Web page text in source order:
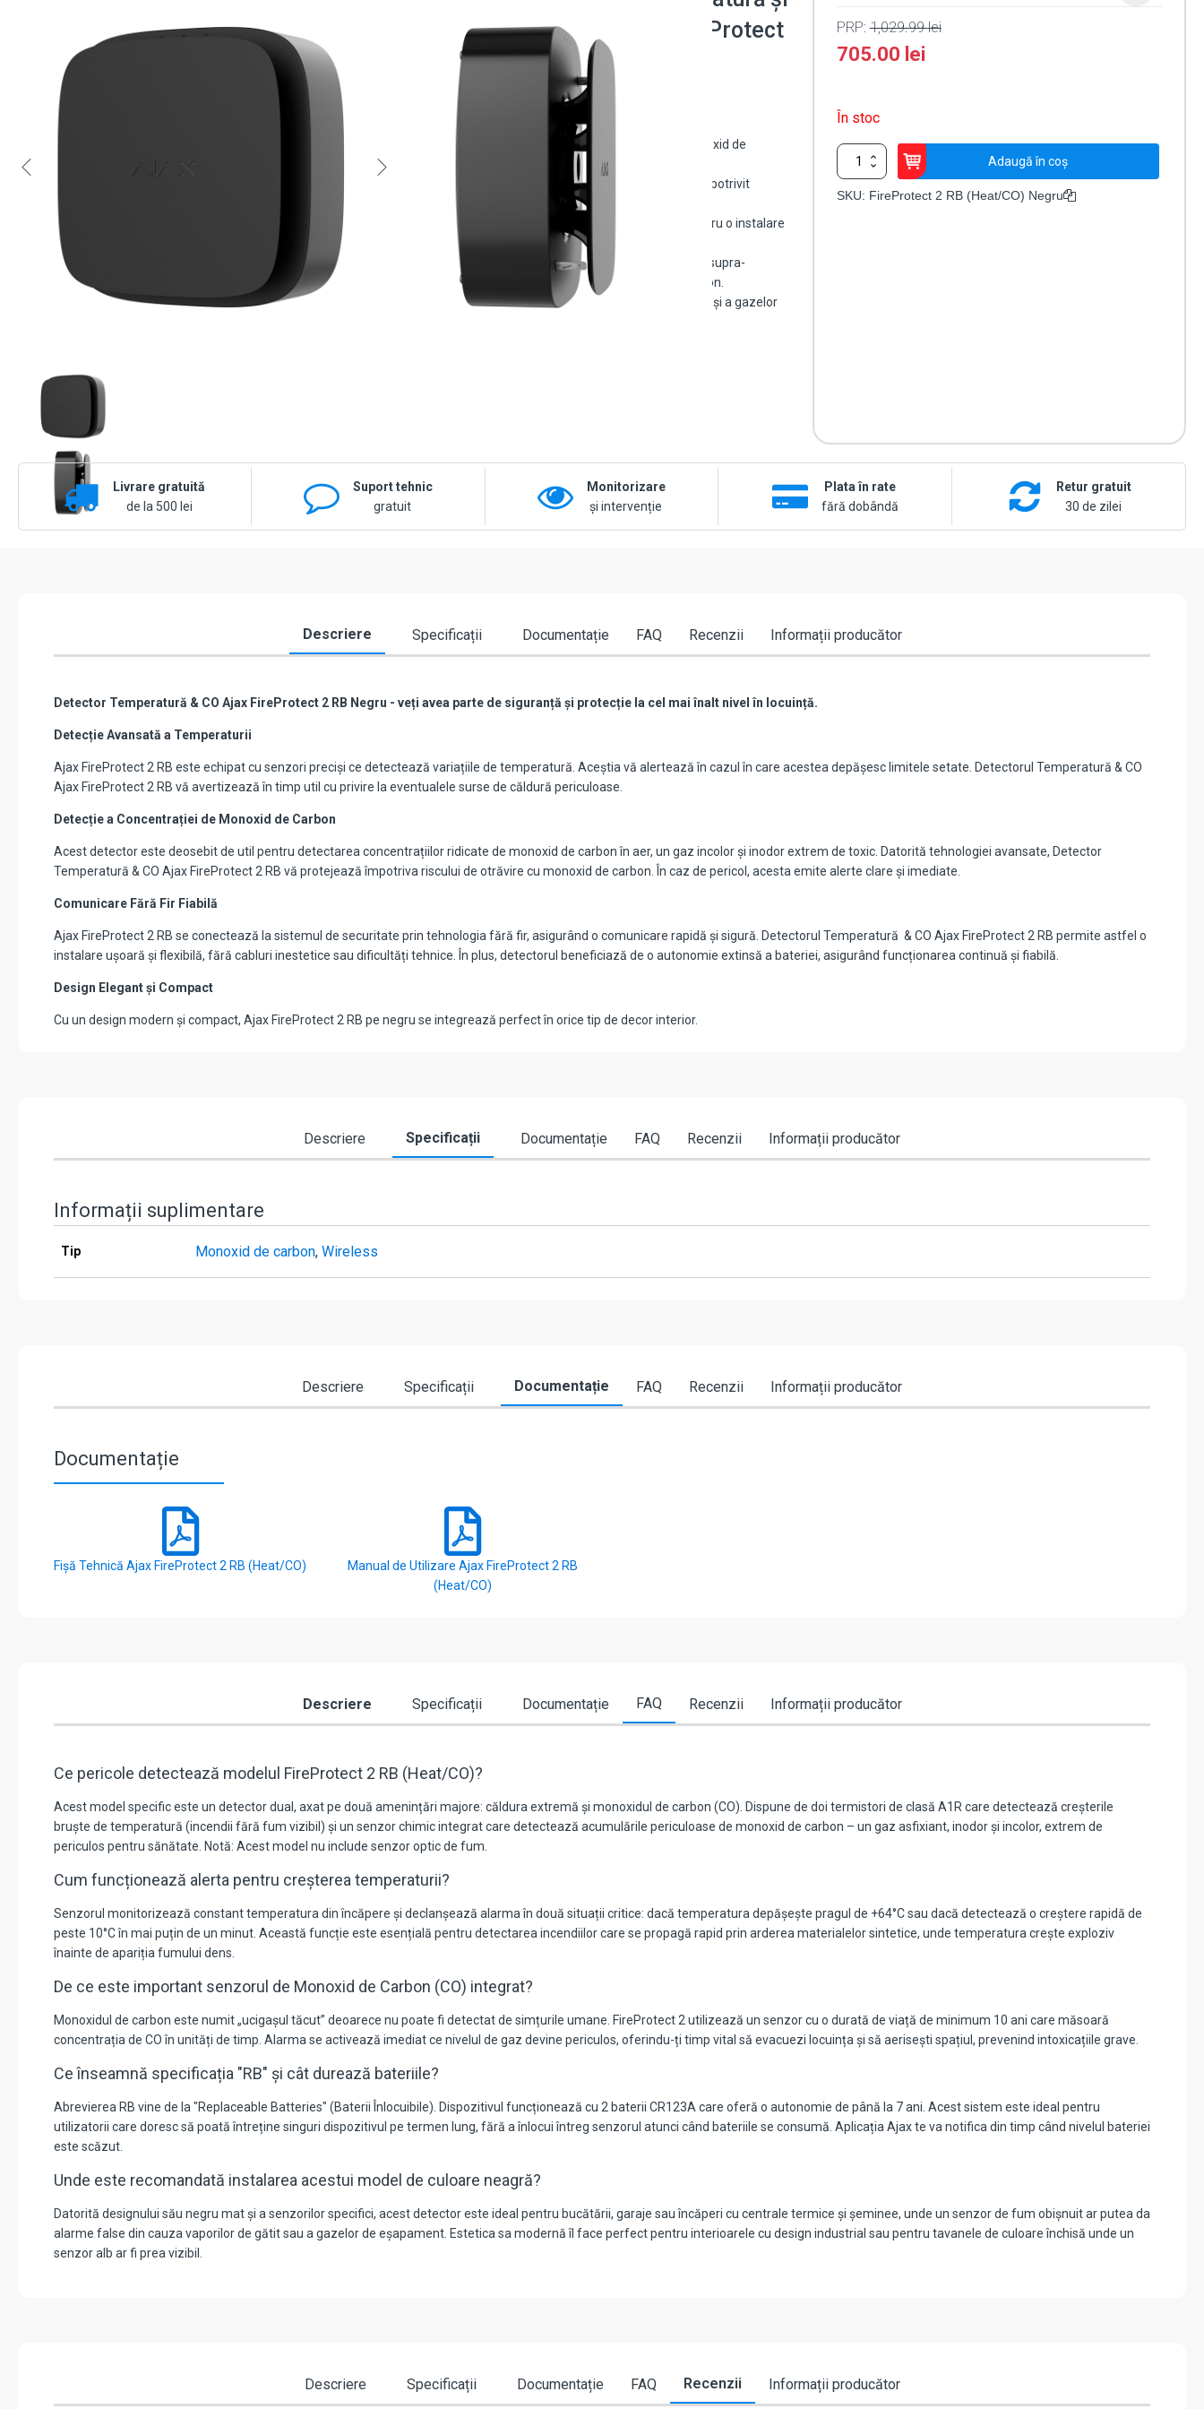
monoxid de carbon Ajax FireProtect
2 RB (Heat/CO) Negru
Detector wireless pentru temperatură și monoxid de
carbon, model FireProtect 2 RB (Heat/CO).
Design elegant și compact de culoare neagră, potrivit
pentru orice interior.
Conectivitate fără fir prin tehnologia Ajax pentru o instalare
simplă și rapidă.
Alerte sonore și notificări pe telefon în caz de supra-
încălzire sau detectare a monoxidului de carbon.
Oferă protecție avansată împotriva incendiilor și a gazelor
PRP:1,029.99lei
705.00 lei
În stoc
Cantitate
Detector
Wireless
Adaugă în coș
SKU: FireProtect 2 RB (Heat/CO) Negru
Livrare gratuită
de la 500 lei
Suport tehnic
gratuit
Monitorizare
și intervenție
Plata în rate
fără dobândă
Retur gratuit
30 de zilei
Descriere Specificații Documentație FAQ Recenzii Informații producător
Detector Temperatură & CO Ajax FireProtect 2 RB Negru - veți avea parte de siguranță și protecție la cel mai înalt nivel în locuință.
Detecție Avansată a Temperaturii
Ajax FireProtect 2 RB este echipat cu senzori preciși ce detectează variațiile de temperatură. Aceștia vă alertează în cazul în care acestea depășesc limitele setate. Detectorul Temperatură & CO
Ajax FireProtect 2 RB vă avertizează în timp util cu privire la eventualele surse de căldură periculoase.
Detecție a Concentrației de Monoxid de Carbon
Acest detector este deosebit de util pentru detectarea concentrațiilor ridicate de monoxid de carbon în aer, un gaz incolor și inodor extrem de toxic. Datorită tehnologiei avansate, Detector
Temperatură & CO Ajax FireProtect 2 RB vă protejează împotriva riscului de otrăvire cu monoxid de carbon. În caz de pericol, acesta emite alerte clare și imediate.
Comunicare Fără Fir Fiabilă
Ajax FireProtect 2 RB se conectează la sistemul de securitate prin tehnologia fără fir, asigurând o comunicare rapidă și sigură. Detectorul Temperatură & CO Ajax FireProtect 2 RB permite astfel o
instalare ușoară și flexibilă, fără cabluri inestetice sau dificultăți tehnice. În plus, detectorul beneficiază de o autonomie extinsă a bateriei, asigurând funcționarea continuă și fiabilă.
Design Elegant și Compact
Cu un design modern și compact, Ajax FireProtect 2 RB pe negru se integrează perfect în orice tip de decor interior.
Descriere Specificații Documentație FAQ Recenzii Informații producător
Informații suplimentare
Tip Monoxid de carbon, Wireless
Descriere Specificații Documentație FAQ Recenzii Informații producător
Documentație
Fișă Tehnică Ajax FireProtect 2 RB (Heat/CO)
Manual de Utilizare Ajax FireProtect 2 RB
(Heat/CO)
Descriere Specificații Documentație FAQ Recenzii Informații producător
Ce pericole detectează modelul FireProtect 2 RB (Heat/CO)?
Acest model specific este un detector dual, axat pe două amenințări majore: căldura extremă și monoxidul de carbon (CO). Dispune de doi termistori de clasă A1R care detectează creșterile
bruște de temperatură (incendii fără fum vizibil) și un senzor chimic integrat care detectează acumulările periculoase de monoxid de carbon – un gaz asfixiant, inodor și incolor, extrem de
periculos pentru sănătate. Notă: Acest model nu include senzor optic de fum.
Cum funcționează alerta pentru creșterea temperaturii?
Senzorul monitorizează constant temperatura din încăpere și declanșează alarma în două situații critice: dacă temperatura depășește pragul de +64°C sau dacă detectează o creștere rapidă de
peste 10°C în mai puțin de un minut. Această funcție este esențială pentru detectarea incendiilor care se propagă rapid prin arderea materialelor sintetice, unde temperatura crește exploziv
înainte de apariția fumului dens.
De ce este important senzorul de Monoxid de Carbon (CO) integrat?
Monoxidul de carbon este numit „ucigașul tăcut” deoarece nu poate fi detectat de simțurile umane. FireProtect 2 utilizează un senzor cu o durată de viață de minimum 10 ani care măsoară
concentrația de CO în unități de timp. Alarma se activează imediat ce nivelul de gaz devine periculos, oferindu-ți timp vital să evacuezi locuința și să aerisești spațiul, prevenind intoxicațiile grave.
Ce înseamnă specificația "RB" și cât durează bateriile?
Abrevierea RB vine de la "Replaceable Batteries" (Baterii Înlocuibile). Dispozitivul funcționează cu 2 baterii CR123A care oferă o autonomie de până la 7 ani. Acest sistem este ideal pentru
utilizatorii care doresc să poată întreține singuri dispozitivul pe termen lung, fără a înlocui întreg senzorul atunci când bateriile se consumă. Aplicația Ajax te va notifica din timp când nivelul bateriei
este scăzut.
Unde este recomandată instalarea acestui model de culoare neagră?
Datorită designului său negru mat și a senzorilor specifici, acest detector este ideal pentru bucătării, garaje sau încăperi cu centrale termice și șeminee, unde un senzor de fum obișnuit ar putea da
alarme false din cauza vaporilor de gătit sau a gazelor de eșapament. Estetica sa modernă îl face perfect pentru interioarele cu design industrial sau pentru tavanele de culoare închisă unde un
senzor alb ar fi prea vizibil.
Descriere Specificații Documentație FAQ Recenzii Informații producător